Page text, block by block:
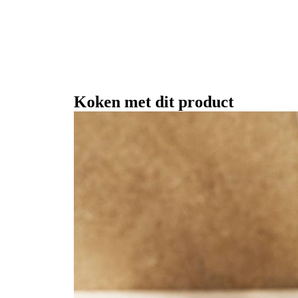
Koken met dit product